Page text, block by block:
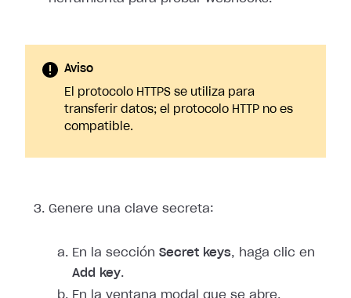
Aviso
El protocolo HTTPS se utiliza para
transferir datos; el protocolo HTTP no es
compatible.
Genere una clave secreta:
En la sección Secret keys, haga clic en
Add key.
En la ventana modal que se abre,